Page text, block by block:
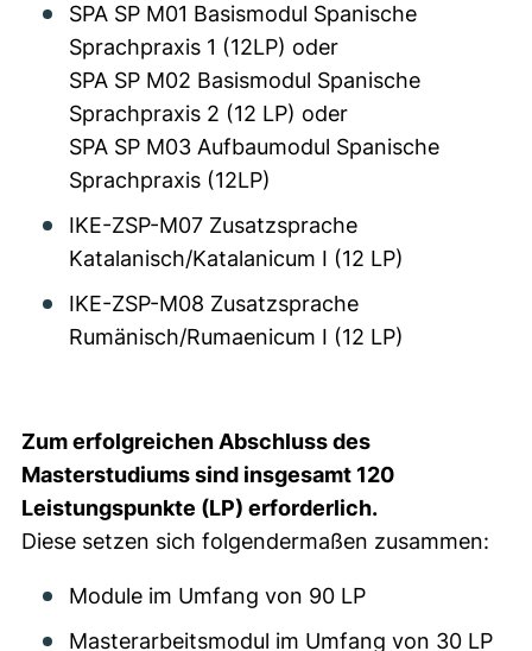
SPA SP M01 Basismodul Spanische
Sprachpraxis 1 (12LP) oder
SPA SP M02 Basismodul Spanische
Sprachpraxis 2 (12 LP) oder
SPA SP M03 Aufbaumodul Spanische
Sprachpraxis (12LP)
IKE-ZSP-M07 Zusatzsprache
Katalanisch/Katalanicum I (12 LP)
IKE-ZSP-M08 Zusatzsprache
Rumänisch/Rumaenicum I (12 LP)
Zum erfolgreichen Abschluss des
Masterstudiums sind insgesamt 120
Leistungspunkte (LP) erforderlich.
Diese setzen sich folgendermaßen zusammen:
Module im Umfang von 90 LP
Masterarbeitsmodul im Umfang von 30 LP